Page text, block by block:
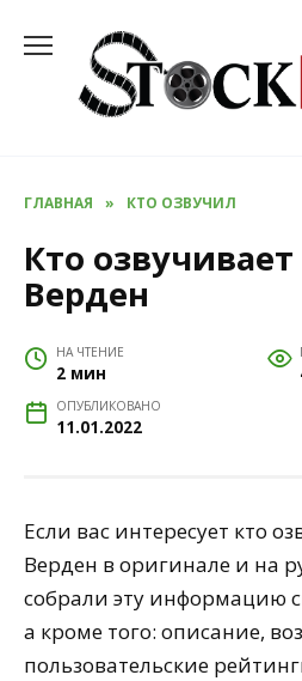
содержанию
ГЛАВНАЯ » КТО ОЗВУЧИЛ
Кто
Верден
НА ЧТЕНИЕ
2 мин
ОПУБЛИКОВАНО
11.01.2022
Если вас интересует кто
Верден в оригинале и на
собрали эту информацию
а кроме того: описание,
пользовательские